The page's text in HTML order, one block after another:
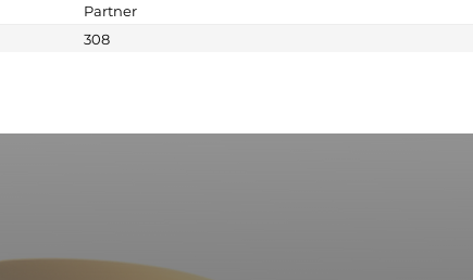
Partner
308